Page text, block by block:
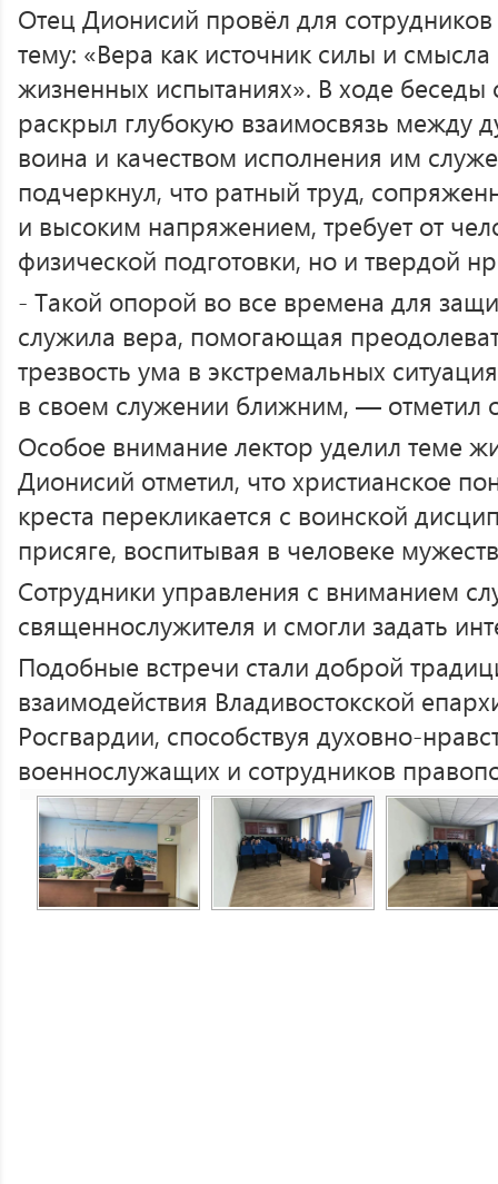
Отец Дионисий провёл для
тему: «Вера как источник силы и
жизненных испытаниях». В ходе беседы
раскрыл глубокую взаимосвязь между
воина и качеством исполнения им
подчеркнул, что ратный труд,
и высоким напряжением, требует от
физической подготовки, но и твердой
- Такой опорой во все времена для
служила вера, помогающая
трезвость ума в экстремальных
в своем служении ближним, — отметил
Особое внимание лектор уделил теме
Дионисий отметил, что христианское
креста перекликается с воинской
присяге, воспитывая в человеке
Сотрудники управления с вниманием
священнослужителя и смогли задать
Подобные встречи стали доброй
взаимодействия Владивостокской
Росгвардии, способствуя духовно-
военнослужащих и сотрудников